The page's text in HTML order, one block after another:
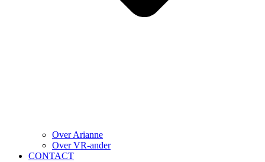
Over Arianne
Over VR-ander
CONTACT